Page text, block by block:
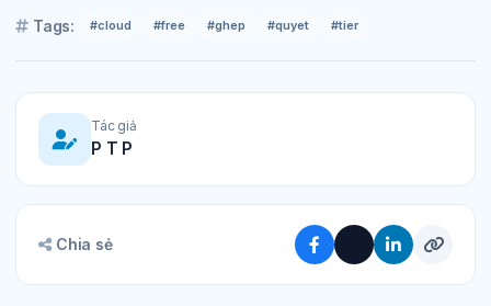
Tags: #cloud #free #ghep #quyet #tier
Tác giả
P T P
Chia sẻ